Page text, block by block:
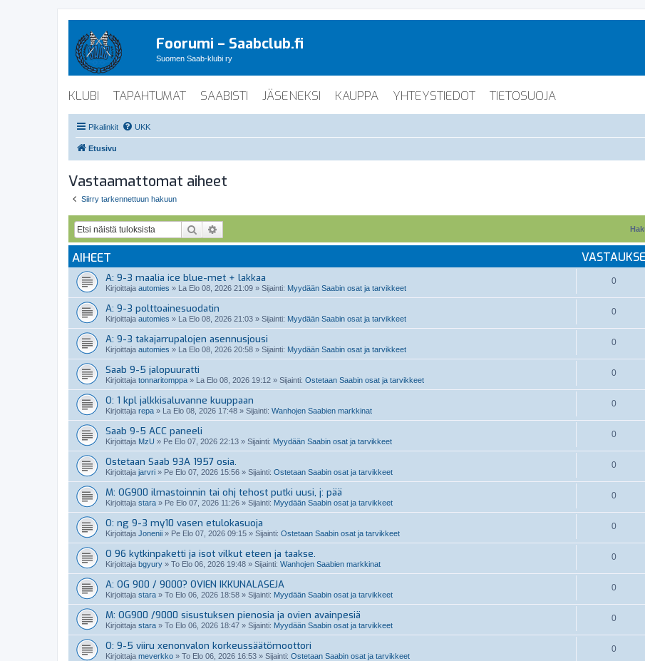
Foorumi – Saabclub.fi
Suomen Saab-klubi ry
KLUBI TAPAHTUMAT SAABISTI JÄSENEKSI KAUPPA YHTEYSTIEDOT TIETOSUOJA
Pikalinkit UKK
Etusivu
Vastaamattomat aiheet
Siirry tarkennettuun hakuun
Etsi
AIHEET
A: 9-3 maalia ice blue-met + lakkaa
Kirjoittaja automies » La Elo 08, 2026 21:09 » Sijainti: Myydään Saabin osat ja tarvikkeet
0
A: 9-3 polttoainesuodatin
Kirjoittaja automies » La Elo 08, 2026 21:03 » Sijainti: Myydään Saabin osat ja tarvikkeet
0
A: 9-3 takajarrupalojen asennusjousi
Kirjoittaja automies » La Elo 08, 2026 20:58 » Sijainti: Myydään Saabin osat ja tarvikkeet
0
Saab 9-5 jalopuuratti
Kirjoittaja tonnaritomppa » La Elo 08, 2026 19:12 » Sijainti: Ostetaan Saabin osat ja tarvikkeet
0
O: 1 kpl jalkkisaluvanne kuuppaan
Kirjoittaja repa » La Elo 08, 2026 17:48 » Sijainti: Wanhojen Saabien markkinat
0
Saab 9-5 ACC paneeli
Kirjoittaja MzU » Pe Elo 07, 2026 22:13 » Sijainti: Myydään Saabin osat ja tarvikkeet
0
Ostetaan Saab 93A 1957 osia.
Kirjoittaja jarvri » Pe Elo 07, 2026 15:56 » Sijainti: Ostetaan Saabin osat ja tarvikkeet
0
M: OG900 ilmastoinnin tai ohj tehost putki uusi, j: pää
Kirjoittaja stara » Pe Elo 07, 2026 11:26 » Sijainti: Myydään Saabin osat ja tarvikkeet
0
O: ng 9-3 my10 vasen etulokasuoja
Kirjoittaja Jonenii » Pe Elo 07, 2026 09:15 » Sijainti: Ostetaan Saabin osat ja tarvikkeet
0
O 96 kytkinpaketti ja isot vilkut eteen ja taakse.
Kirjoittaja bgyury » To Elo 06, 2026 19:48 » Sijainti: Wanhojen Saabien markkinat
0
A: OG 900 / 9000? OVIEN IKKUNALASEJA
Kirjoittaja stara » To Elo 06, 2026 18:58 » Sijainti: Myydään Saabin osat ja tarvikkeet
0
M: OG900 /9000 sisustuksen pienosia ja ovien avainpesiä
Kirjoittaja stara » To Elo 06, 2026 18:47 » Sijainti: Myydään Saabin osat ja tarvikkeet
0
O: 9-5 viiru xenonvalon korkeussäätömoottori
Kirjoittaja meverkko » To Elo 06, 2026 16:53 » Sijainti: Ostetaan Saabin osat ja tarvikkeet
0